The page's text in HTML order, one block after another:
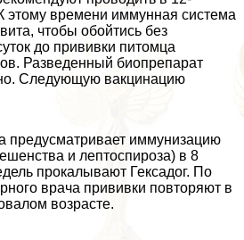
этому времени иммунная система
чтобы обойтись без
до прививки питомца
Разведенный биопрепарат
Следующую вакцинацию
предусматривает иммунизацию
и лептоспироза) в 8
прокалывают Гексадог. По
врача прививки повторяют в
возрасте.